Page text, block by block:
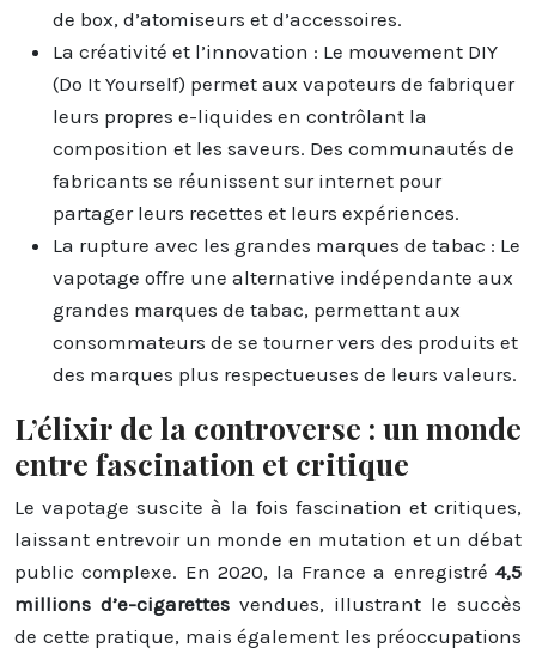
de box, d’atomiseurs et d’accessoires.
La créativité et l’innovation : Le mouvement DIY
(Do It Yourself) permet aux vapoteurs de fabriquer
leurs propres e-liquides en contrôlant la
composition et les saveurs. Des communautés de
fabricants se réunissent sur internet pour
partager leurs recettes et leurs expériences.
La rupture avec les grandes marques de tabac : Le
vapotage offre une alternative indépendante aux
grandes marques de tabac, permettant aux
consommateurs de se tourner vers des produits et
des marques plus respectueuses de leurs valeurs.
L’élixir de la controverse : un monde
entre fascination et critique
Le vapotage suscite à la fois fascination et critiques,
laissant entrevoir un monde en mutation et un débat
public complexe. En 2020, la France a enregistré 4,5
millions d’e-cigarettes vendues, illustrant le succès
de cette pratique, mais également les préoccupations